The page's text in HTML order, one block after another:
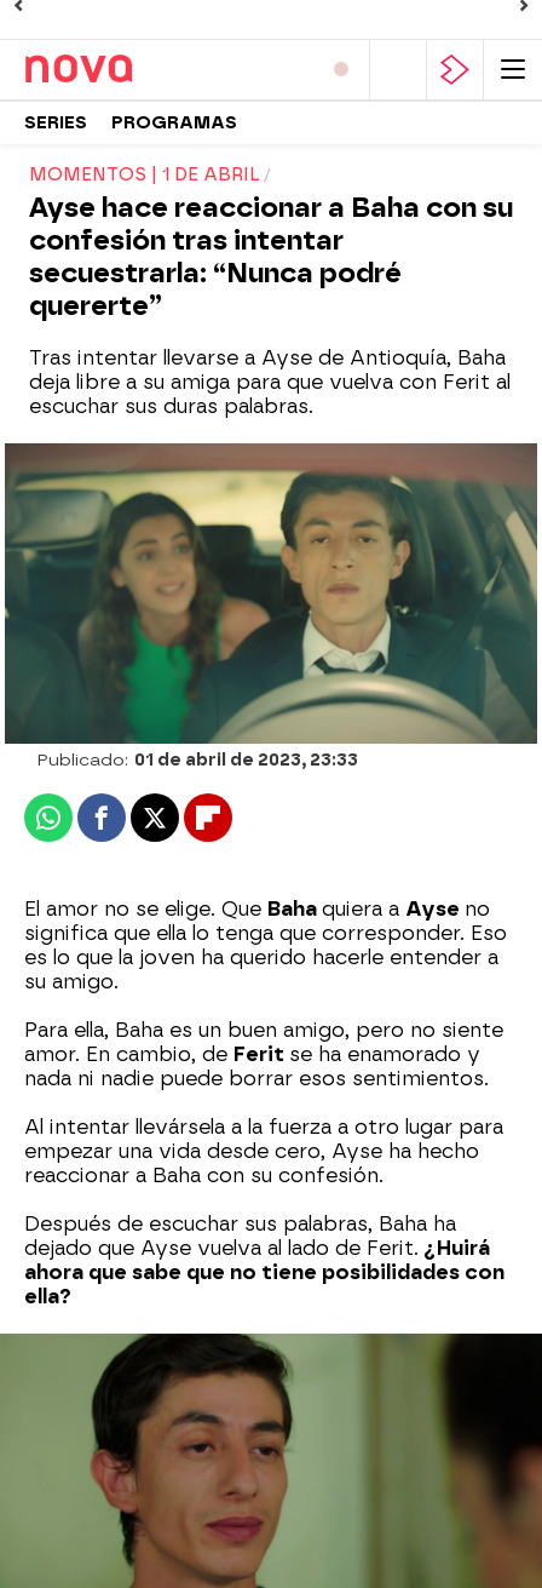
SERIES PROGRAMAS
MOMENTOS | 1 DE ABRIL
Ayse hace reaccionar a Baha con su
confesión tras intentar
secuestrarla: “Nunca podré
quererte”
Tras intentar llevarse a Ayse de Antioquía, Baha
deja libre a su amiga para que vuelva con Ferit al
escuchar sus duras palabras.
Ayse celebra su cumpleaños más especial
con Ferit: “Eres mi mayor deseo”
Publicado: 01 de abril de 2023, 23:33
WhatsappFacebook
X Flipboard
El amor no se elige. Que Baha quiera a Ayse no
significa que ella lo tenga que corresponder. Eso
es lo que la joven ha querido hacerle entender a
su amigo.
Para ella, Baha es un buen amigo, pero no siente
amor. En cambio, de Ferit se ha enamorado y
nada ni nadie puede borrar esos sentimientos.
Al intentar llevársela a la fuerza a otro lugar para
empezar una vida desde cero, Ayse ha hecho
reaccionar a Baha con su confesión.
Después de escuchar sus palabras, Baha ha
dejado que Ayse vuelva al lado de Ferit. ¿Huirá
ahora que sabe que no tiene posibilidades con
ella?
Series turcas de Nova
» Series » Corazón herido » Mejores momentos